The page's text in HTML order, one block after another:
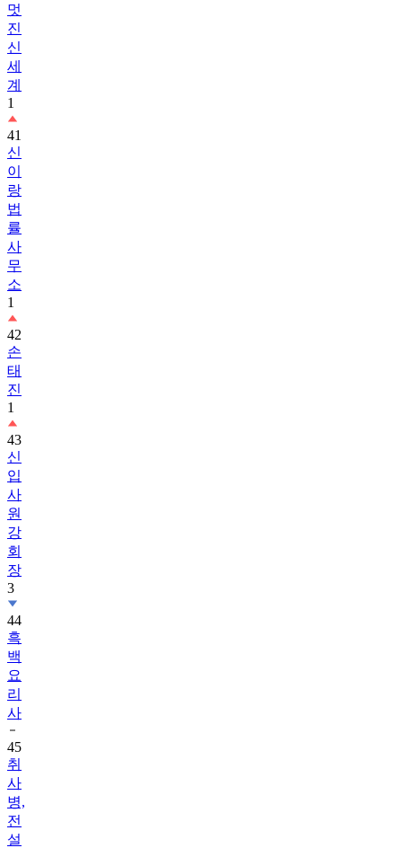
멋
진
신
세
계
1
41
신
이
랑
법
률
사
무
소
1
42
손
태
진
1
43
신
입
사
원
강
회
장
3
44
흑
백
요
리
사
45
취
사
병,
전
설